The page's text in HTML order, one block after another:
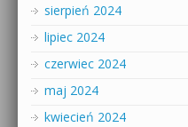
sierpień 2024
lipiec 2024
czerwiec 2024
maj 2024
kwiecień 2024